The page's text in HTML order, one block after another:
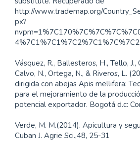
http://www.trademap.org/
px?
Vásquez, R., Ballesteros, H., Tello, J.,
Calvo, N., Ortega, N., & Riveros, L.
dirigida con abejas Apis mellifera:
para el mejoramiento de la
potencial exportador. Bogotá d.c:
Verde, M. M.(2014). Apicultura y
Cuban J. Agrie Sci.,48, 25-31